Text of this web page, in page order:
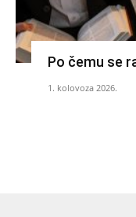
Po čemu se
1. kolovoza 2026.